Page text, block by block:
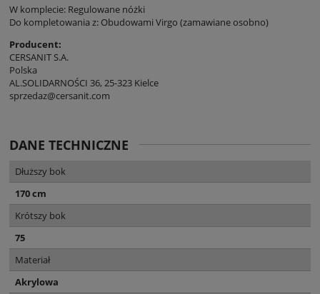
W komplecie: Regulowane nóżki
Do kompletowania z: Obudowami Virgo (zamawiane osobno)
Producent:
CERSANIT S.A.
Polska
AL.SOLIDARNOŚCI 36, 25-323 Kielce
sprzedaz@cersanit.com
DANE TECHNICZNE
Dłuższy bok
170 cm
Krótszy bok
75
Materiał
Akrylowa